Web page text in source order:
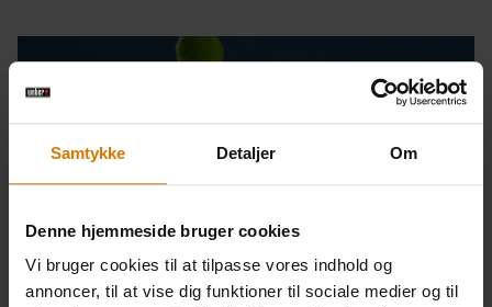
Samtykke Detaljer Om
Denne hjemmeside bruger cookies
Vi bruger cookies til at tilpasse vores indhold og
annoncer, til at vise dig funktioner til sociale medier og til